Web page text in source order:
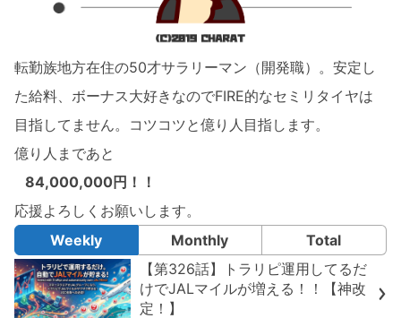
転勤族地方在住の50才サラリーマン（開発職）。安定し
た給料、ボーナス大好きなのでFIRE的なセミリタイヤは
目指してません。コツコツと億り人目指します。
億り人まであと
84,000,000円！！
応援よろしくお願いします。
Weekly
Monthly
Total
【第326話】トラリピ運用してるだ
けでJALマイルが増える！！【神改
定！】